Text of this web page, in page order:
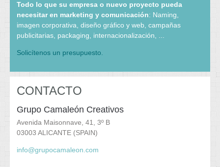
Todo lo que su empresa o nuevo proyecto pueda
necesitar en marketing y comunicación: Naming,
imagen corporativa, diseño gráfico y web, campañas
publicitarias, packaging, internacionalización, ...
Solicítenos un presupuesto.
CONTACTO
Grupo Camaleón Creativos
Avenida Maisonnave, 41, 3º B
03003 ALICANTE (SPAIN)
info@grupocamaleon.com